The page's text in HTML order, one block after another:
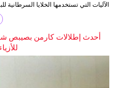
الآليات التي تستخدمها الخلايا السرطانية
أحدث إطلالات كارمن بصيبص